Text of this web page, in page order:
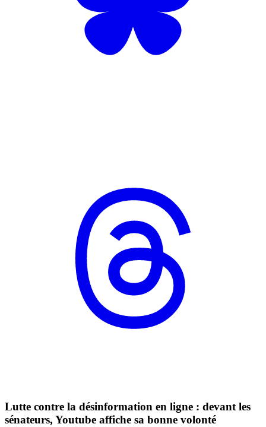
Lutte contre la désinformation en ligne : devant les
sénateurs, Youtube affiche sa bonne volonté